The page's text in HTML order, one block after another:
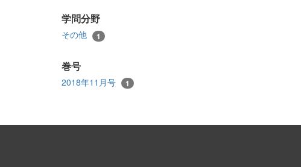
学問分野
その他 1
巻号
2018年11月号 1